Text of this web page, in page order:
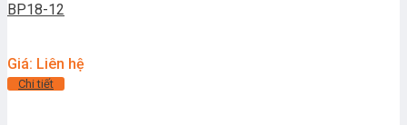
BP18-12
Giá: Liên hệ
Chi tiết